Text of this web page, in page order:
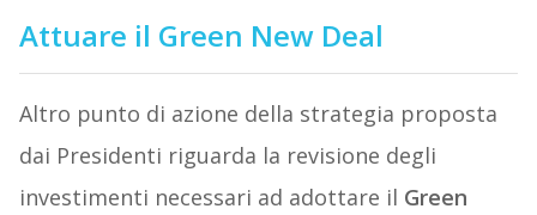
Attuare il Green New Deal
Altro punto di azione della strategia proposta
dai Presidenti riguarda la revisione degli
investimenti necessari ad adottare il Green